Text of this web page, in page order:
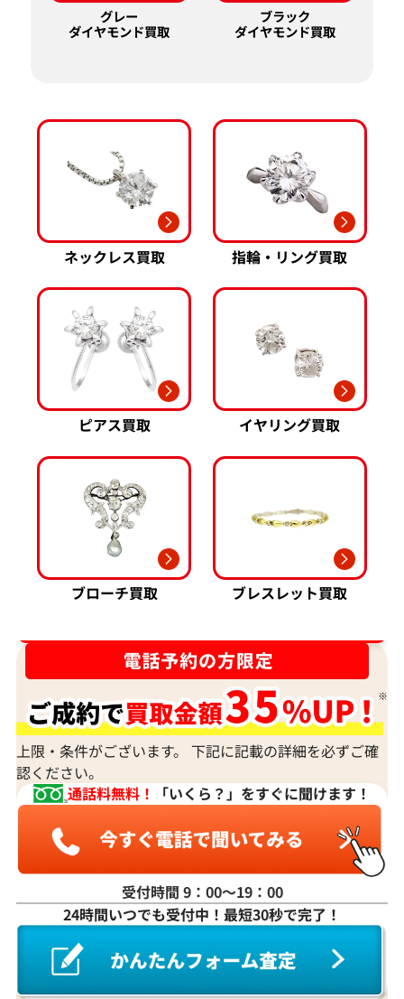
グレー
ダイヤモンド買取
ブラック
ダイヤモンド買取
ネックレス買取 指輪・リング買取
ピアス買取 イヤリング買取
ブローチ買取
ブレスレット買取
上限・条件がございます。 下記に記載の詳細を必ずご確
認ください。
通話料無料！
「いくら？」をすぐに聞けます！
受付時間 9：00〜19：00
24時間いつでも受付中！最短30秒で完了！